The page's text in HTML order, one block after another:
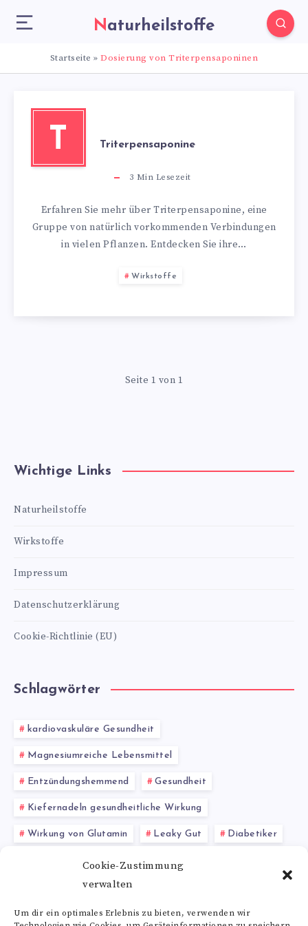
Cookie-Zustimmung
verwalten
Um dir ein optimales Erlebnis zu bieten, verwenden wir
Naturheilstoffe
Startseite »Dosierung von Triterpensaponinen
T Triterpensaponine
3 Min Lesezeit
Erfahren Sie mehr über Triterpensaponine, eine
Gruppe von natürlich vorkommenden Verbindungen
in vielen Pflanzen. Entdecken Sie ihre…
Wirkstoffe
Seite 1 von 1
Wichtige Links
Naturheilstoffe
Wirkstoffe
Impressum
Datenschutzerklärung
Cookie-Richtlinie (EU)
Schlagwörter
kardiovaskuläre Gesundheit
Magnesiumreiche Lebensmittel
Entzündungshemmend Gesundheit
Kiefernadeln gesundheitliche Wirkung
Wirkung von Glutamin Leaky Gut Diabetiker
natürlicher Antioxidant
Entzündungshemmende Eigenschaft